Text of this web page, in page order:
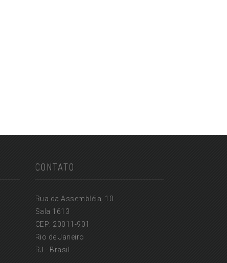
CONTATO
Rua da Assembléia, 10
Sala 1613
CEP: 20011-901
Rio de Janeiro
RJ - Brasil